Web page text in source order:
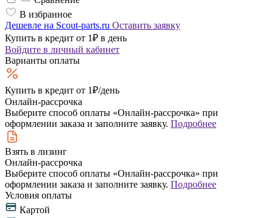
В избранное
Дешевле на Scout-parts.ru Оставить заявку
Купить в кредит от 1₽ в день
Войдите в личный кабинет
Варианты оплаты
Купить в кредит от 1₽/день
Онлайн-рассрочка
Выберите способ оплаты «Онлайн-рассрочка» при
оформлении заказа и заполните заявку. Подробнее
Взять в лизинг
Онлайн-рассрочка
Выберите способ оплаты «Онлайн-рассрочка» при
оформлении заказа и заполните заявку. Подробнее
Условия оплаты
Картой